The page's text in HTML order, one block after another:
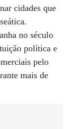
cidades que
no século
política e
pelo
mais de